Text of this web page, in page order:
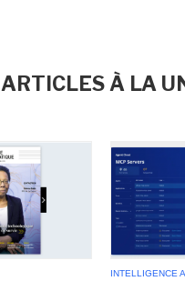
ARTICLES À LA
INTELLIGENCE